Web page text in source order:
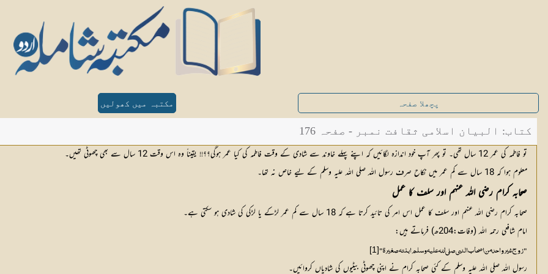
پچھلا صفحہ مکتبہ میں کھولیں
کتاب: البیان اسلامی ثقافت نمبر - صفحہ 176
تو فاطمہ کی عمر 12 سال تھی۔ تو پھر آپ خود اندازہ لگائیں کہ اپنے پہلے خاوند سے شادی کے وقت فاطمہ کی کیا عمر ہوگی؟؟!! یقیناً وہ اس وقت 12 سال سے بھی چھوٹی تھیں۔
معلوم ہوا کہ 18 سال سے کم عمر میں نکاح صرف رسول اللہ صلی اللہ علیہ وسلم کے لیے خاص نہ تھا۔
صحابہ کرام رضی اللہ عنہم اور سلف کا عمل
صحابہ کرام رضی اللہ عنہم اور سلف کا عمل اس امر کی تائید کرتا ہے کہ 18 سال سے کم عمر لڑکے یا لڑکی کی شادی ہو سکتی ہے۔
امام شافعی رحمہ اللہ (وفات:204ھ) فرماتے ہیں:
"زوج غیر واحد من اصحاب النبی صلی اللہ علیہ وسلم ابنته صغیرة"[1]
رسول اللہ صلی اللہ علیہ وسلم کے کئی صحابہ کرام نے اپنی چھوٹی بیٹیوں کی شادیاں کروائیں۔